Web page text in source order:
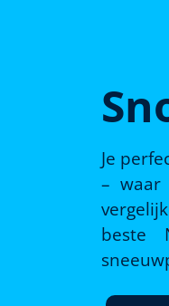
Je
– waar
beste